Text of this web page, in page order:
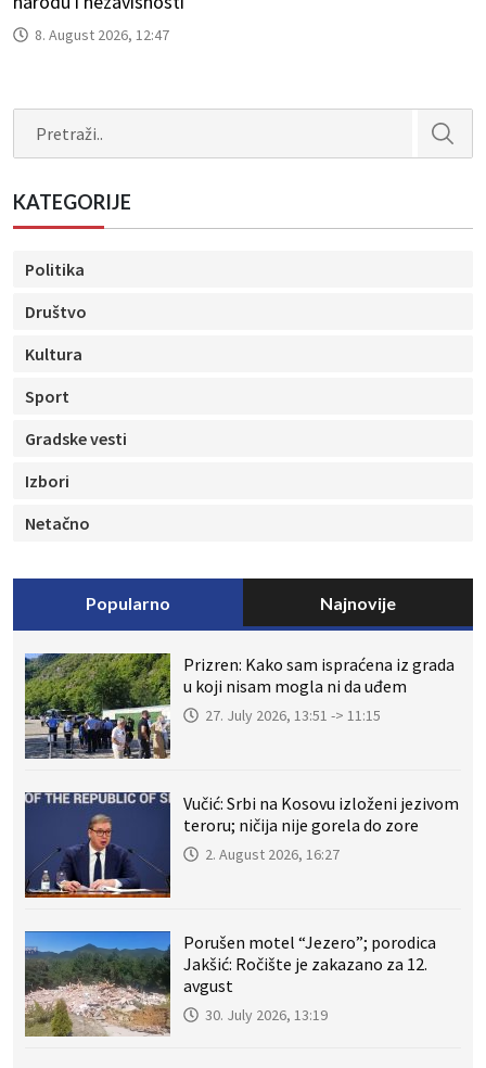
8. August 2026, 12:47
KATEGORIJE
Politika
Društvo
Kultura
Sport
Gradske vesti
Izbori
Netačno
Popularno Najnovije
Prizren: Kako sam ispraćena iz grada
u koji nisam mogla ni da uđem
27. July 2026, 13:51 -> 11:15
Vučić: Srbi na Kosovu izloženi jezivom
teroru; ničija nije gorela do zore
2. August 2026, 16:27
Porušen motel “Jezero”; porodica
Jakšić: Ročište je zakazano za 12.
avgust
30. July 2026, 13:19